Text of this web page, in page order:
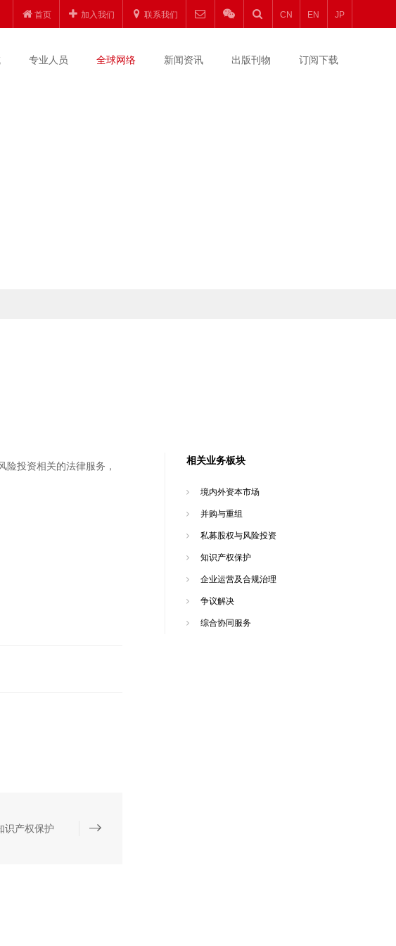
首页 加入我们 联系我们 CN EN JP
专业人员 全球网络 新闻资讯 出版刊物 订阅下载
投资相关的法律服务，
识产权保护
相关业务板块
境内外资本市场
并购与重组
私募股权与风险投资
知识产权保护
企业运营及合规治理
争议解决
综合协同服务